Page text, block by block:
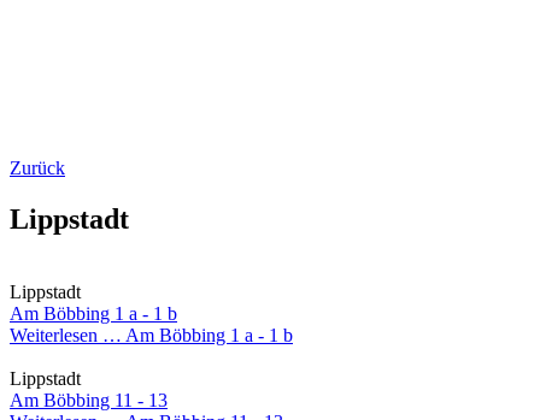
Zurück
Lippstadt
Lippstadt
Am Böbbing 1 a - 1 b
Weiterlesen … Am Böbbing 1 a - 1 b
Lippstadt
Am Böbbing 11 - 13